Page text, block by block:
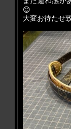
😊
大変お待たせ